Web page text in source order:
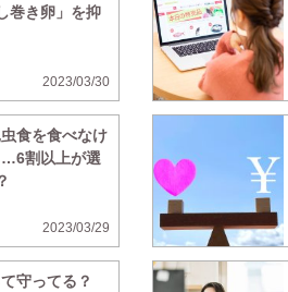
巻き卵」を抑
2023/03/30
虫食を食べなけ
…6割以上が選
2023/03/29
守ってる？